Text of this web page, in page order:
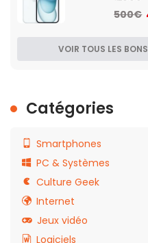
500€
VOIR TOUS LES
Catégories
Smartphones
PC & Systèmes
Culture Geek
Internet
Jeux vidéo
Logiciels